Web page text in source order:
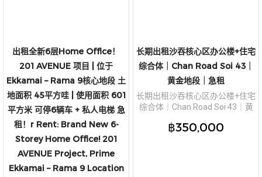
出租全新6层Home Office！
201 AVENUE 项目 | 位于
Ekkamai – Rama 9核心地段 土
地面积 45平方哇 | 使用面积 601
平方米 可停6辆车 + 私人电梯 急
租！r Rent: Brand New 6-
Storey Home Office! 201
AVENUE Project, Prime
Ekkamai – Rama 9 Location
长期出租沙吞核心区办公楼+住宅
综合体｜Chan Road Soi 43｜
黄金地段｜急租
长期出租沙吞核心区办公楼+住宅
综合体｜Chan Road Soi 43｜黄
฿350,000